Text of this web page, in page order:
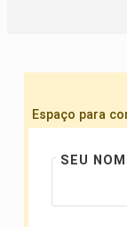
Espaço para
SEU